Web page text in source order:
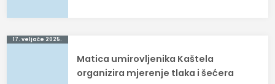
17. veljače 2025.
Matica umirovljenika Kaštela
organizira mjerenje tlaka i šećera